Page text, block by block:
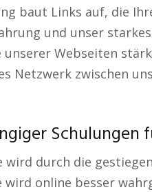
baut Links auf, die
und unser
unserer Webseiten
Netzwerk zwischen
Schulungen
wird durch die
online besser